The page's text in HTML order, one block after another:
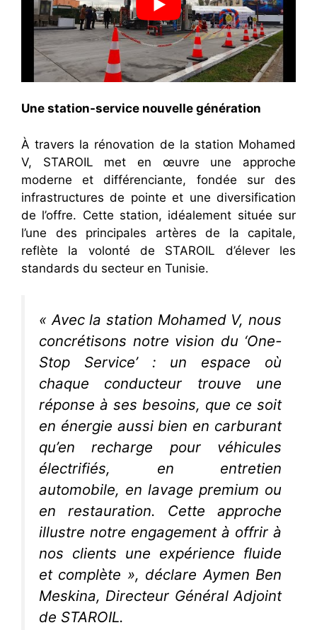
Une station-service nouvelle génération
À travers la rénovation de la station Mohamed
V, STAROIL met en œuvre une approche
moderne et différenciante, fondée sur des
infrastructures de pointe et une diversification
de l’offre. Cette station, idéalement située sur
l’une des principales artères de la capitale,
reflète la volonté de STAROIL d’élever les
standards du secteur en Tunisie.
« Avec la station Mohamed V, nous
concrétisons notre vision du ‘One-
Stop Service’ : un espace où
chaque conducteur trouve une
réponse à ses besoins, que ce soit
en énergie aussi bien en carburant
qu’en recharge pour véhicules
électrifiés, en entretien
automobile, en lavage premium ou
en restauration. Cette approche
illustre notre engagement à offrir à
nos clients une expérience fluide
et complète », déclare Aymen Ben
Meskina, Directeur Général Adjoint
de STAROIL.